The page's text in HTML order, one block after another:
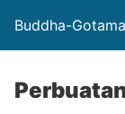
Buddha-Gotama